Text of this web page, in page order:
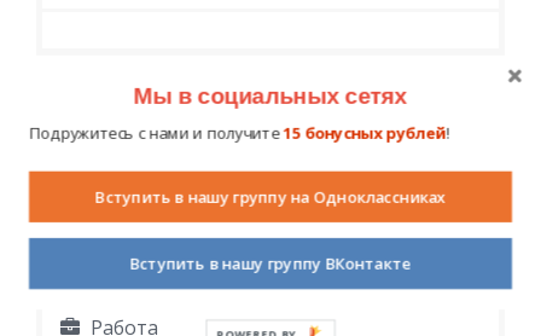
Работа
Мы в социальных сетях
Подружитесь с нами и получите15 бонусных рублей!
Вступить в нашу группу на Одноклассниках
Вступить в нашу группу ВКонтакте